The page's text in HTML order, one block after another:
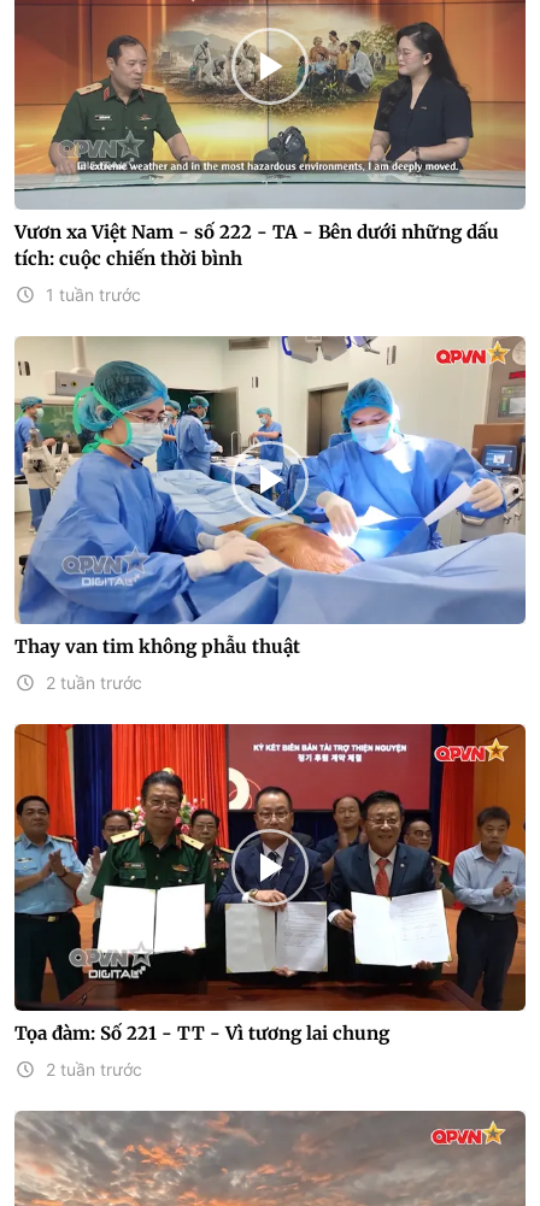
Vươn xa Việt Nam - số 222 - TA - Bên dưới những dấu
tích: cuộc chiến thời bình
1 tuần trước
Thay van tim không phẫu thuật
2 tuần trước
Tọa đàm: Số 221 - TT - Vì tương lai chung
2 tuần trước